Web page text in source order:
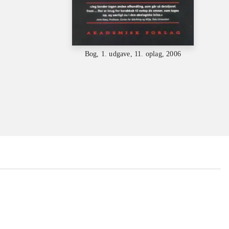
Bog, 1. udgave, 11. oplag, 2006